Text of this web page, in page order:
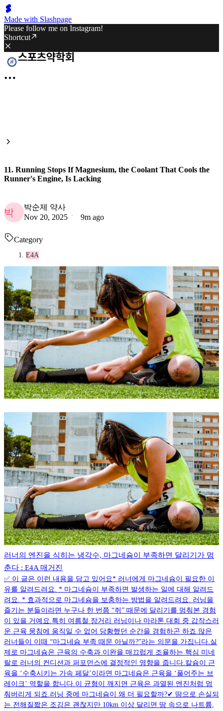
Made with Slashpage
Please follow me on Instagram!
Shortcut
11. Running Stops If Magnesium, the Coolant That Cools the
Runner's Engine, Is Lacking
박
박순제 약사
Nov 20, 2025
9m ago
Category
E4A
러너의 엔진을 식히는 냉각수, 마그네슘이 부족하면 달리기가 멈
춘다 : E4A 매거진
✅ 이 글은 이런 내용을 담고 있어요* 러너에게 마그네슘이 필요한 이
유를 알려드려요. * 마그네슘이 부족하면 발생하는 일에 대해 알려드
려요. * 효과적으로 마그네슘을 보충하는 방법을 알려드려요. 러닝을
즐기는 분들이라면 누구나 한 번쯤 “쥐” 때문에 달리기를 멈춰본 경험
이 있을 거예요.특히 여름철 장거리 러닝이나 마라톤 대회 중 갑작스러
운 근육 뭉침에 움직일 수 없어 당황했던 순간을 경험하곤 하죠.많은
러너들이 이때 “마그네슘 부족 때문 아닐까?”라는 의문을 가집니다.실
제로 마그네슘은 근육의 수축과 이완을 매끄럽게 조율하는 핵심 미네
랄로 러너의 컨디션과 퍼포먼스에 결정적인 영향을 줍니다.칼슘이 근
육을 ‘수축시키는 가속 페달’이라면 마그네슘은 근육을 ‘풀어주는 브
레이크’ 역할을 합니다.이 균형이 깨지면 근육은 과열된 엔진처럼 멈
춰버리게 되죠.러닝 중에 마그네슘이 왜 더 필요할까?✔︎ 땀으로 손실되
는 전해질짧은 조깅은 괜찮지만 10km 이상 달리면 땀 속으로 나트륨,